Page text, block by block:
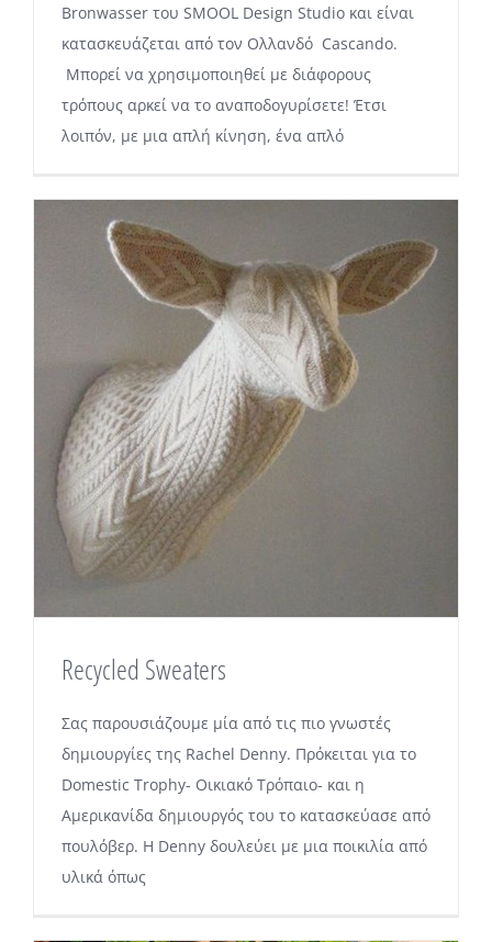
Bronwasser του SMOOL Design Studio και είναι
κατασκευάζεται από τον Ολλανδό Cascando.
Μπορεί να χρησιμοποιηθεί με διάφορους
τρόπους αρκεί να το αναποδογυρίσετε! Έτσι
λοιπόν, με μια απλή κίνηση, ένα απλό
Recycled Sweaters
Σας παρουσιάζουμε μία από τις πιο γνωστές
δημιουργίες της Rachel Denny. Πρόκειται για το
Domestic Trophy- Οικιακό Τρόπαιο- και η
Αμερικανίδα δημιουργός του το κατασκεύασε από
πουλόβερ. Η Denny δουλεύει με μια ποικιλία από
υλικά όπως